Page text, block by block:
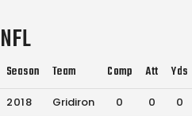
NFL
Season Team Comp Att Yds
2018 Gridiron 0 0 0